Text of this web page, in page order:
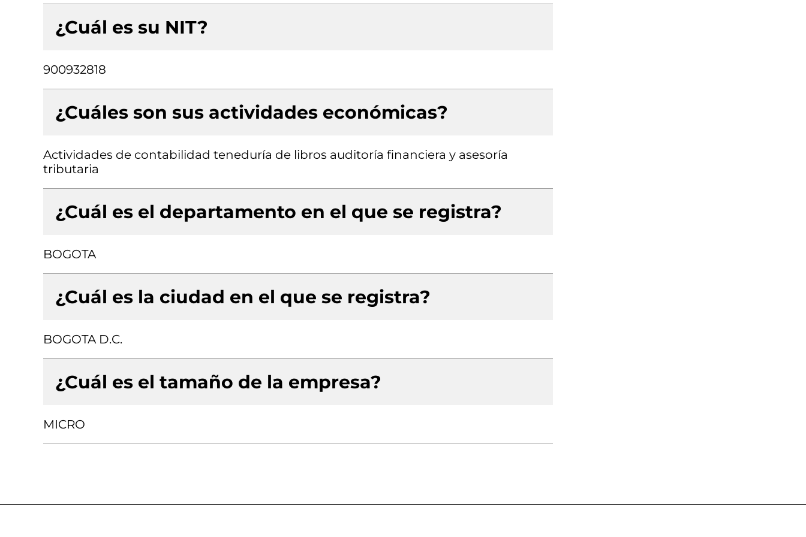
¿Cuál es su NIT?
900932818
¿Cuáles son sus actividades económicas?
Actividades de contabilidad teneduría de libros auditoría financiera y asesoría
tributaria
¿Cuál es el departamento en el que se registra?
BOGOTA
¿Cuál es la ciudad en el que se registra?
BOGOTA D.C.
¿Cuál es el tamaño de la empresa?
MICRO